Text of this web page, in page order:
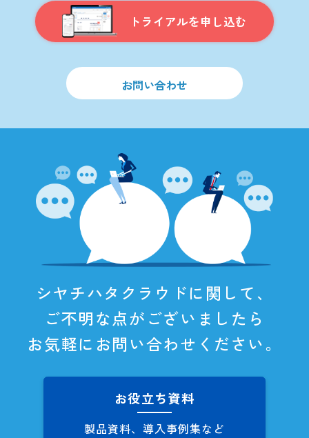
トライアルを申し込む
お問い合わせ
シヤチハタクラウドに関して、
ご不明な点がございましたら
お気軽にお問い合わせください。
お役立ち資料
製品資料、導入事例集など